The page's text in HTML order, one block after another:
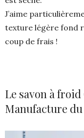
J’aime
texture légère fond
coup de frais !
Le savon à froid
Manufacture du